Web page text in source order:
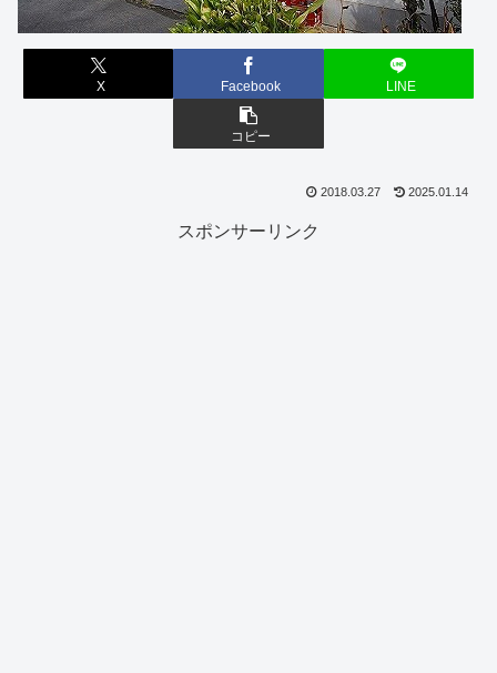
X Facebook LINE
コピー
2018.03.27 2025.01.14
スポンサーリンク